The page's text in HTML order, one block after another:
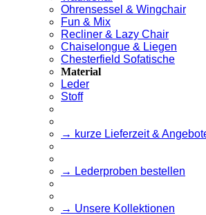
Ohrensessel & Wingchair
Fun & Mix
Recliner & Lazy Chair
Chaiselongue & Liegen
Chesterfield Sofatische
Material
Leder
Stoff
→ kurze Lieferzeit &
→ Lederproben bestellen
→ Unsere Kollektionen